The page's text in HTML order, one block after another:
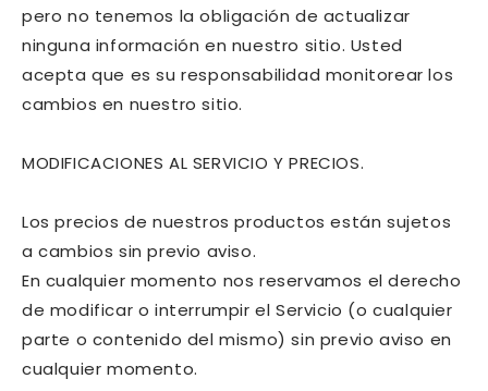
pero no tenemos la obligación de actualizar
ninguna información en nuestro sitio. Usted
acepta que es su responsabilidad monitorear los
cambios en nuestro sitio.
MODIFICACIONES AL SERVICIO Y PRECIOS.
Los precios de nuestros productos están sujetos
a cambios sin previo aviso.
En cualquier momento nos reservamos el derecho
de modificar o interrumpir el Servicio (o cualquier
parte o contenido del mismo) sin previo aviso en
cualquier momento.